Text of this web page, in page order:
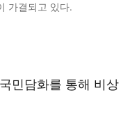
가결되고 있다.
민담화를 통해 비상